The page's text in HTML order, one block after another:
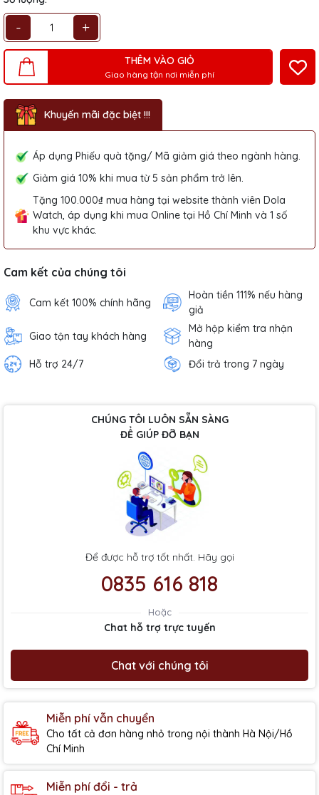
- +
THÊM VÀO GIỎ
Giao hàng tận nơi miễn phí
Khuyến mãi đặc biệt !!!
Áp dụng Phiếu quà tặng/ Mã giảm giá theo ngành hàng.
Giảm giá 10% khi mua từ 5 sản phẩm trở lên.
Tặng 100.000₫ mua hàng tại website thành viên Dola
Watch, áp dụng khi mua Online tại Hồ Chí Minh và 1 số
khu vực khác.
Cam kết của chúng tôi
Cam kết 100% chính hãng
Hoàn tiền 111% nếu hàng
giả
Giao tận tay khách hàng
Mở hộp kiểm tra nhận
hàng
Hỗ trợ 24/7
Đổi trả trong 7 ngày
CHÚNG TÔI LUÔN SẴN SÀNG
ĐỂ GIÚP ĐỠ BẠN
Để được hỗ trợ tốt nhất. Hãy gọi
0835 616 818
Hoặc
Chat hỗ trợ trực tuyến
Chat với chúng tôi
Miễn phí vẫn chuyển
Cho tất cả đơn hàng nhỏ trong nội thành Hà Nội/Hồ
Chí Minh
Miễn phí đổi - trả